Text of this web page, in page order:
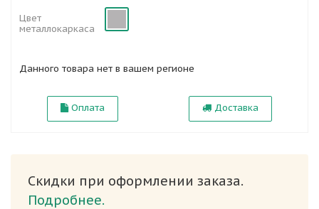
Цвет
металлокаркаса
Данного товара нет в вашем регионе
Оплата Доставка
Скидки при оформлении заказа.
Подробнее.